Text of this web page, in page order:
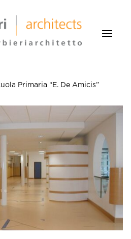
Primaria “E. De Amicis”